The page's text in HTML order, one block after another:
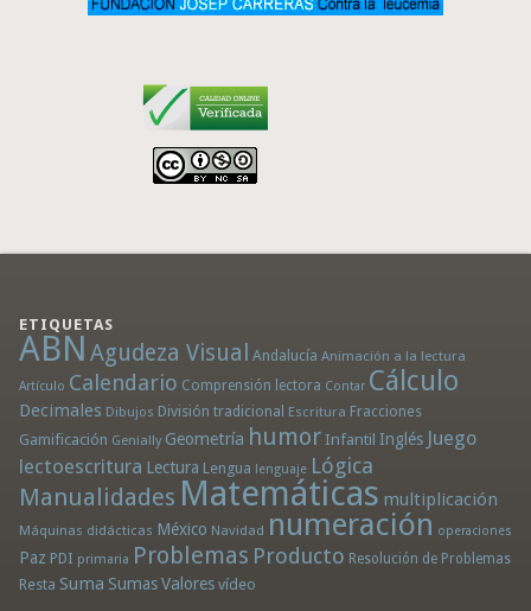
ETIQUETAS
ABN Agudeza Visual Andalucía Animación a la lectura
Artículo Calendario Comprensión lectora Contar Cálculo
Decimales Dibujos División tradicional Escritura Fracciones
Gamificación Genially Geometría humor Infantil Inglés Juego
lectoescritura Lectura Lengua lenguaje Lógica
Manualidades Matemáticas multiplicación
Máquinas didácticas México Navidad numeración operaciones
Paz PDI primaria Problemas Producto Resolución de Problemas
Resta Suma Sumas Valores vídeo